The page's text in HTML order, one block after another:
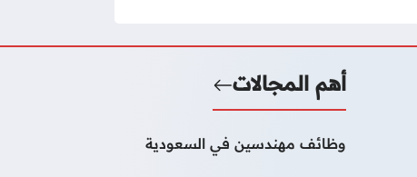
أهم المجالات
وظائف مهندسين في السعودية